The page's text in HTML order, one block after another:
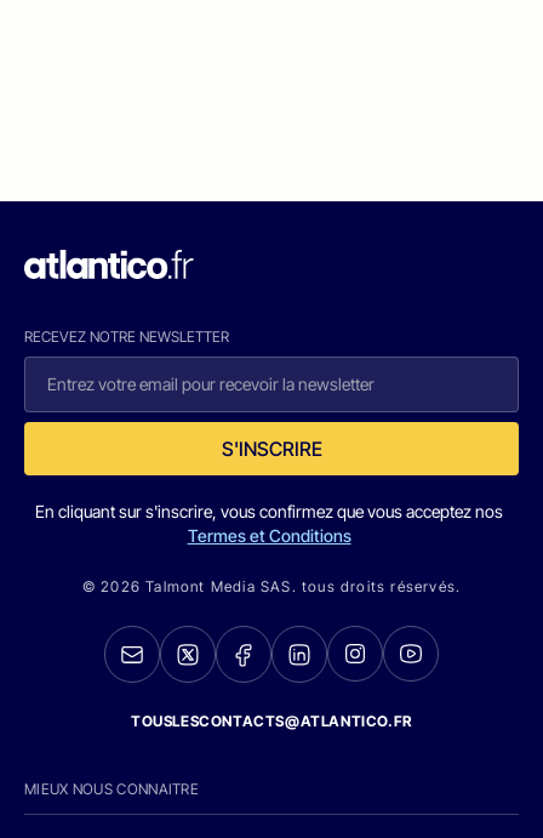
RECEVEZ NOTRE NEWSLETTER
S'INSCRIRE
En cliquant sur s'inscrire, vous confirmez que vous acceptez nos
Termes et Conditions
© 2026 Talmont Media SAS. tous droits réservés.
TOUSLESCONTACTS@ATLANTICO.FR
MIEUX NOUS CONNAITRE